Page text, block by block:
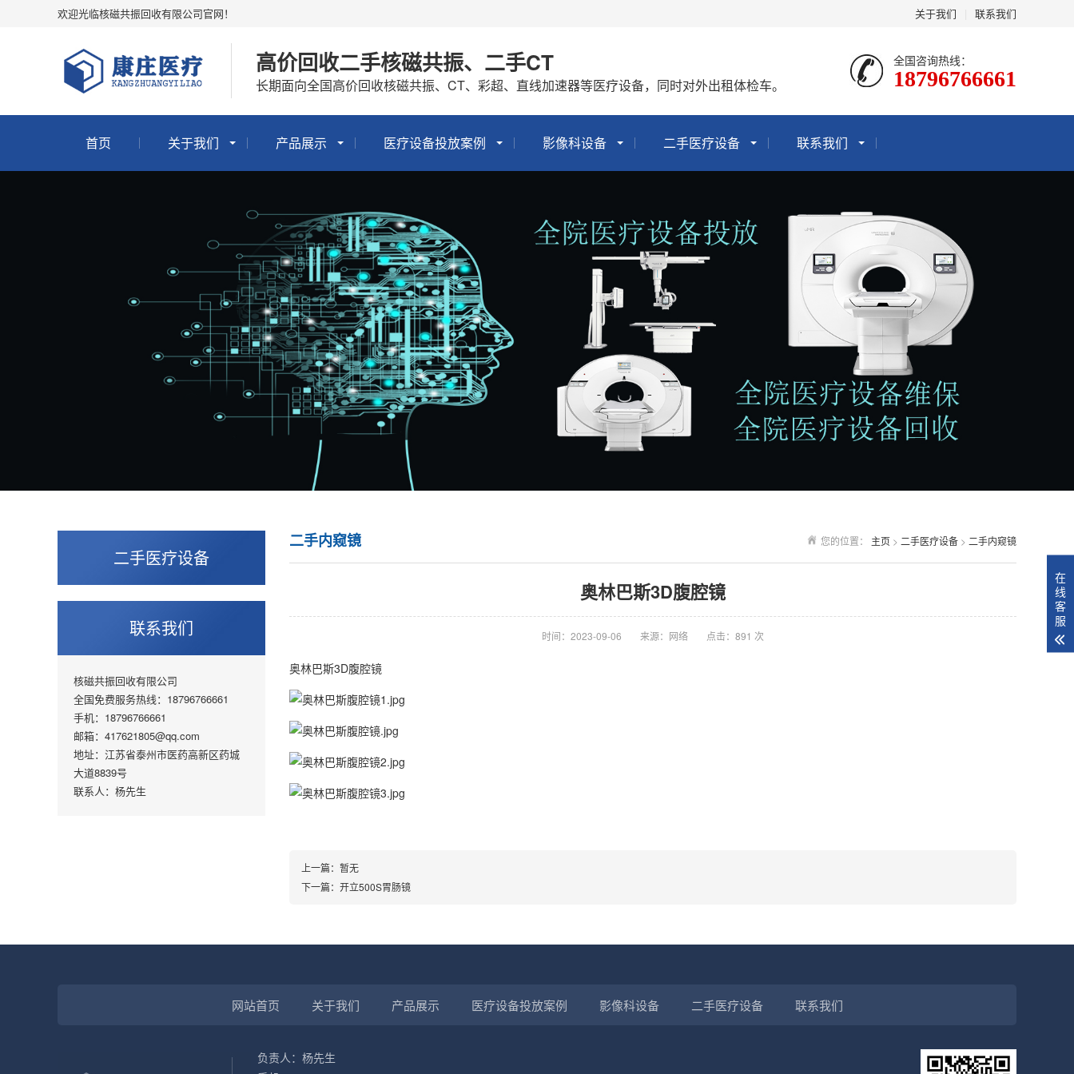
关于我们 联系我们
欢迎光临核磁共振回收有限公司官网！
高价回收二手核磁共振、二手CT
长期面向全国高价回收核磁共振、CT、彩超、直线加速器等医疗设备，同时对外出租体检车。
全国咨询热线：
18796766661
首页 关于我们 产品展示 医疗设备投放案例 影像科设备 二手医疗设备 联系我们
二手医疗设备
联系我们
核磁共振回收有限公司
全国免费服务热线：18796766661
手机：18796766661
邮箱：417621805@qq.com
地址：江苏省泰州市医药高新区药城
大道8839号
联系人：杨先生
您的位置： 主页 > 二手医疗设备 > 二手内窥镜
二手内窥镜
奥林巴斯3D腹腔镜
时间：2023-09-06 来源：网络 点击： 891 次
奥林巴斯3D腹腔镜
上一篇：暂无
下一篇：开立500S胃肠镜
网站首页 关于我们 产品展示 医疗设备投放案例 影像科设备 二手医疗设备 联系我们
负责人：杨先生
在
线
客
服